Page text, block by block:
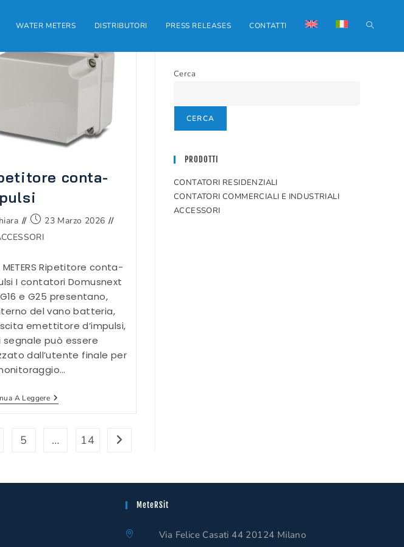
WATER METERS DISTRIBUTORI PRESS RELEASES CONTATTI ATTIVA/
conta-
Articolo
pubblicato:
23 Marzo 2026
METERS Ripetitore conta-
I contatori Domusnext
e G25 presentano,
del vano batteria,
emettitore d’impulsi,
segnale può essere
dall’utente finale per
A LeggereRipetitore
Conta-
5 … 14 Vai alla pagina successiva
Cerca
CERCA
PRODOTTI
CONTATORI RESIDENZIALI
CONTATORI COMMERCIALI E INDUSTRIALI
ACCESSORI
MeteRSit
Via Felice Casati 44 20124 Milano